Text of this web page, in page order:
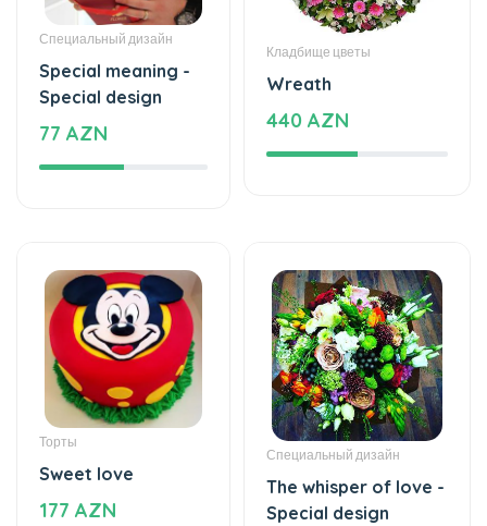
Специальный дизайн
Special meaning -
Special design
77 AZN
Кладбище цветы
Wreath
440 AZN
Торты
Sweet love
177 AZN
Специальный дизайн
The whisper of love -
Special design